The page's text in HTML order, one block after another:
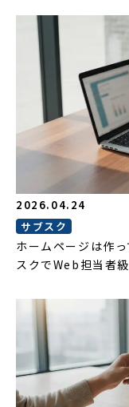
2026.04.24
サブスク
ホームページは作
スクでWeb担当者